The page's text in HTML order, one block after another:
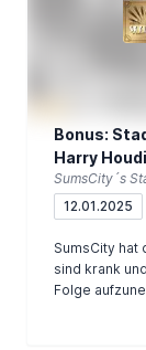
Bonus:
Harry
SumsCity´s
12.01.2025
SumsCity hat die Grippe! Ja,
sind krank
Folge